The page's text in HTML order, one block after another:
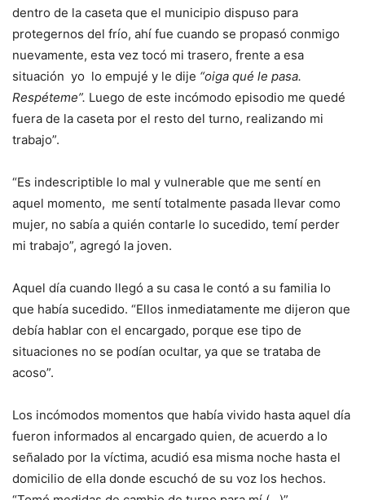
dentro de la caseta que el municipio dispuso para
protegernos del frío, ahí fue cuando se propasó conmigo
nuevamente, esta vez tocó mi trasero, frente a esa
situación yo lo empujé y le dije “oiga qué le pasa.
Respéteme”. Luego de este incómodo episodio me quedé
fuera de la caseta por el resto del turno, realizando mi
trabajo”.
“Es indescriptible lo mal y vulnerable que me sentí en
aquel momento, me sentí totalmente pasada llevar como
mujer, no sabía a quién contarle lo sucedido, temí perder
mi trabajo”, agregó la joven.
Aquel día cuando llegó a su casa le contó a su familia lo
que había sucedido. “Ellos inmediatamente me dijeron que
debía hablar con el encargado, porque ese tipo de
situaciones no se podían ocultar, ya que se trataba de
acoso”.
Los incómodos momentos que había vivido hasta aquel día
fueron informados al encargado quien, de acuerdo a lo
señalado por la víctima, acudió esa misma noche hasta el
domicilio de ella donde escuchó de su voz los hechos.